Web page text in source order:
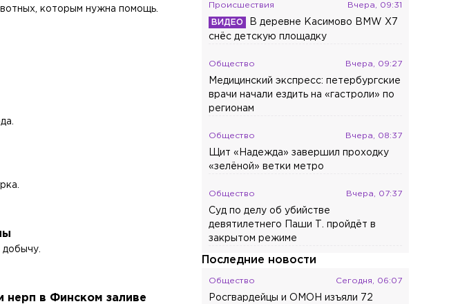
которым нужна помощь.
нерп в Финском заливе
Происшествия Вчера, 09:31
В деревне Касимово BMW X7
снёс детскую площадку
Общество Вчера, 09:27
Медицинский экспресс: петербургские
врачи начали ездить на «гастроли» по
регионам
Общество Вчера, 08:37
Щит «Надежда» завершил проходку
«зелёной» ветки метро
Общество Вчера, 07:37
Суд по делу об убийстве
девятилетнего Паши Т. пройдёт в
закрытом режиме
Последние новости
Общество Сегодня, 06:07
Росгвардейцы и ОМОН изъяли 72